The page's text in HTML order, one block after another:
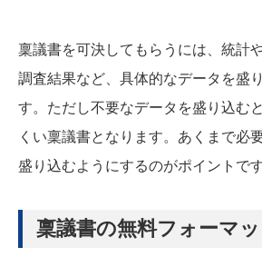
稟議書を可決してもらうには、統計
調査結果など、具体的なデータを盛
す。ただし不要なデータを盛り込む
くい稟議書となります。あくまで必
盛り込むようにするのがポイントです
稟議書の無料フォーマッ